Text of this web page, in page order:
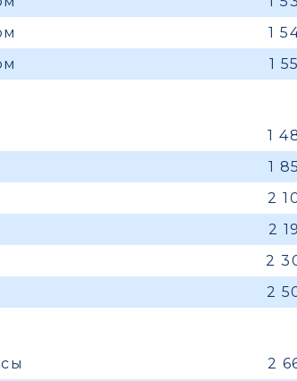
1
1
1
1
2
2
2
2
2